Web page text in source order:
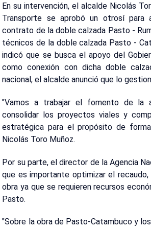
En su intervención, el alcalde Nicolás
Transporte se aprobó un otrosí para
contrato de la doble calzada Pasto -
técnicos de la doble calzada Pasto -
indicó que se busca el apoyo del
como conexión con dicha doble
nacional, el alcalde anunció que lo
"Vamos a trabajar el fomento de la
consolidar los proyectos viales y
estratégica para el propósito de
Nicolás Toro Muñoz.
Por su parte, el director de la Agencia
que es importante optimizar el
obra ya que se requieren recursos
Pasto.
"Sobre la obra de Pasto-Catambuco y